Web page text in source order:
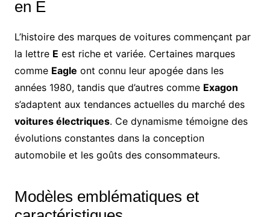
en E
L’histoire des marques de voitures commençant par
la lettre E est riche et variée. Certaines marques
comme Eagle ont connu leur apogée dans les
années 1980, tandis que d’autres comme Exagon
s’adaptent aux tendances actuelles du marché des
voitures électriques. Ce dynamisme témoigne des
évolutions constantes dans la conception
automobile et les goûts des consommateurs.
Modèles emblématiques et